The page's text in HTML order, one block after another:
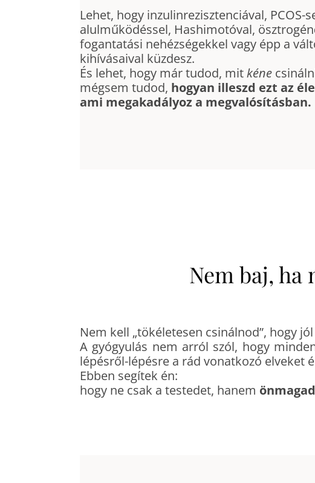
Lehet, hogy inzulinrezisztenciával, PCOS-
alulműködéssel, Hashimotóval,
fogantatási nehézségekkel vagy épp a
kihívásaival küzdesz.
És lehet, hogy már tudod, mitkéne
mégsem tudod, hogyan illeszd ezt az
ami megakadályoz a megvalósításban.
Nem baj, ha
Nem kell „tökéletesen csinálnod”, hogy
A gyógyulás nem arról szól, hogy
lépésről-lépésre a rád vonatkozó elveket
Ebben segítek én:
hogy ne csak a testedet, hanem